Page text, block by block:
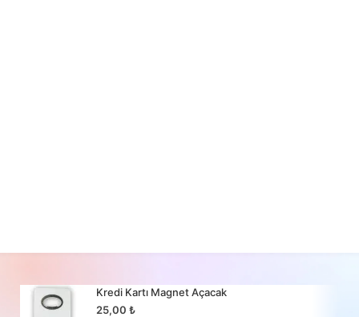
Kredi Kartı Magnet Açacak
25,00₺